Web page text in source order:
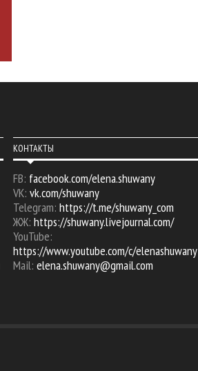
КОНТАКТЫ
FB: facebook.com/elena.shuwany
VK: vk.com/shuwany
Telegram: https://t.me/shuwany_com
ЖЖ: https://shuwany.livejournal.com/
YouTube:
https://www.youtube.com/c/elenashuwany
Mail: elena.shuwany@gmail.com